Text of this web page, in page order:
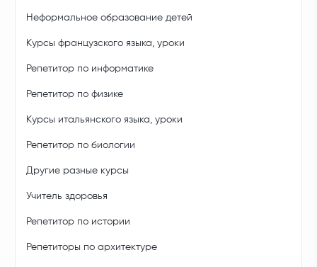
Неформальное образование детей
Курсы французского языка, уроки
Репетитор по информатике
Репетитор по физике
Курсы итальянского языка, уроки
Репетитор по биологии
Другие разные курсы
Учитель здоровья
Репетитор по истории
Репетиторы по архитектуре